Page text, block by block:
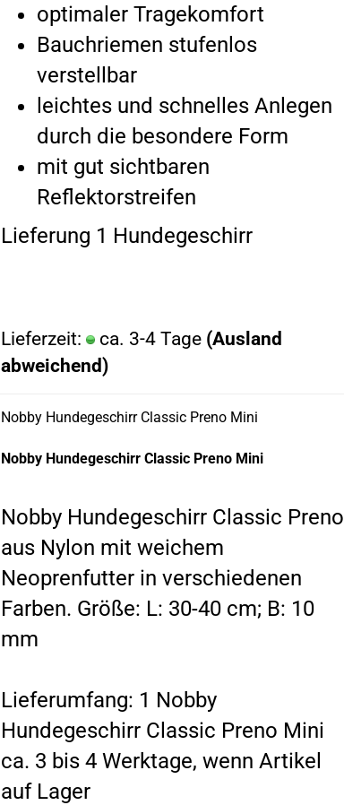
optimaler Tragekomfort
Bauchriemen stufenlos
verstellbar
leichtes und schnelles Anlegen
durch die besondere Form
mit gut sichtbaren
Reflektorstreifen
Lieferung 1 Hundegeschirr
Lieferzeit: ca. 3-4 Tage (Ausland
abweichend)
Nobby Hundegeschirr Classic Preno Mini
Nobby Hundegeschirr Classic Preno Mini
Nobby Hundegeschirr Classic Preno
aus Nylon mit weichem
Neoprenfutter in verschiedenen
Farben. Größe: L: 30-40 cm; B: 10
mm
Lieferumfang: 1 Nobby
Hundegeschirr Classic Preno Mini
ca. 3 bis 4 Werktage, wenn Artikel
auf Lager